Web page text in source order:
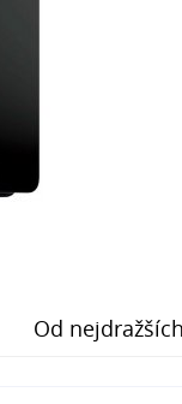
Od nejdražších